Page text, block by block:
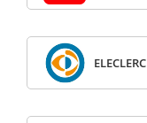
ELECLERC